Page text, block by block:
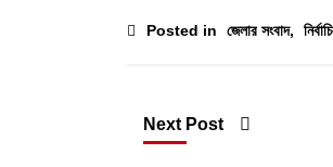
Posted in জেলার সংবাদ,
Next Post